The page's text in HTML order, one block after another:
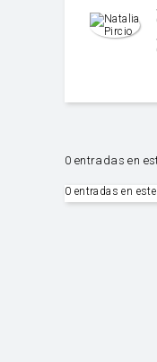
0 entradas en
0 entradas en